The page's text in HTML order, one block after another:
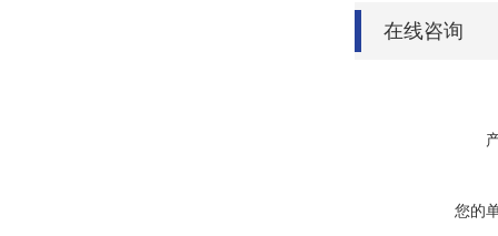
在线咨询
您的